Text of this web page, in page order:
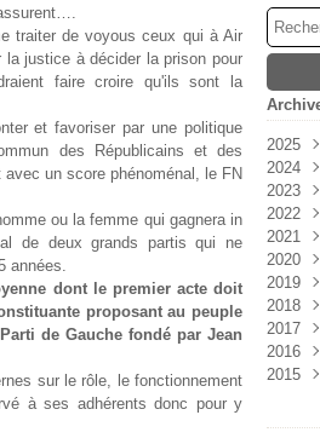
traiter de voyous ceux qui à Air
la justice à décider la prison pour
faire croire qu'ils sont la
et favoriser par une politique
des Républicains et des
un score phénoménal, le FN
ou la femme qui gagnera in
de deux grands partis qui ne
années.
dont le premier acte doit
proposant au peuple
de Gauche fondé par Jean
sur le rôle, le fonctionnement
à ses adhérents donc pour y
2025
Août
Juin
2024
Août
Juin
2023
Avril
2022
Juin
Mai
Avril
Mars
2021
Août
Mai
Avril
2020
Août
Juin
2019
2018
2017
2016
2015